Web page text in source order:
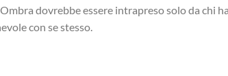
dovrebbe essere intrapreso solo da chi
con se stesso.